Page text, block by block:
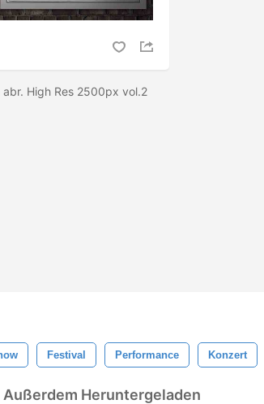
High Res 2500px vol.2
Festival Performance Konzert
Heruntergeladen